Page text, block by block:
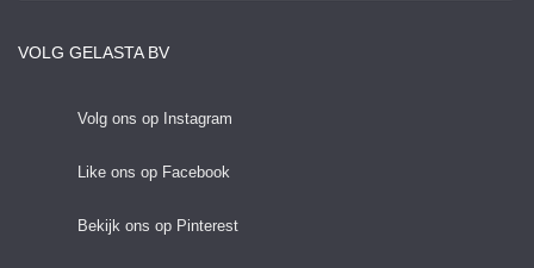
VOLG GELASTA BV
Volg ons op Instagram
Like ons op Facebook
Bekijk ons op Pinterest